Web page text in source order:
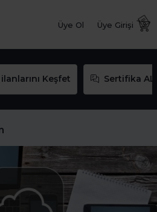
Üye Ol Üye Girişi
ilanlarını Keşfet Sertifika AL